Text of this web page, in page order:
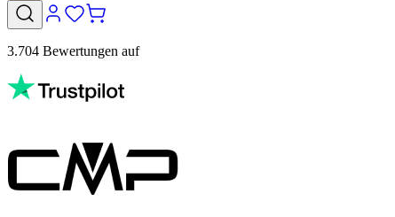
3.704 Bewertungen auf